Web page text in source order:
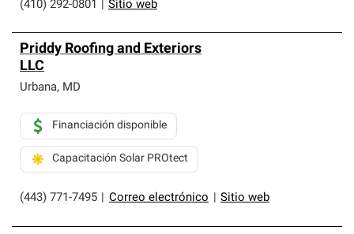
(410) 292-0801
Sitio web
Priddy Roofing and Exteriors
LLC
Urbana, MD
(443) 771-7495 Correo electrónico Sitio web
Financiación disponible
Capacitación Solar PROtect